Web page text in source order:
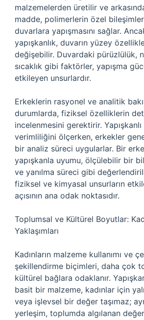
malzemelerden üretilir ve
madde, polimerlerin özel
duvarlara yapışmasını sağlar.
yapışkanlık, duvarın yüzey
değişebilir. Duvardaki pürüzlülük,
sıcaklık gibi faktörler, yapışma
etkileyen unsurlardır.
Erkeklerin rasyonel ve analitik
durumlarda, fiziksel özelliklerin
incelenmesini gerektirir.
verimliliğini ölçerken, erkekler
bir analiz süreci uygularlar. Bir
yapışkanla uyumu, ölçülebilir bir
ve yanılma süreci gibi
fiziksel ve kimyasal unsurların
açısının ana odak noktasıdır.
Toplumsal ve Kültürel Boyutlar:
Yaklaşımları
Kadınların malzeme kullanımı ve
şekillendirme biçimleri, daha çok
kültürel bağlara odaklanır.
basit bir malzeme, kadınlar için
veya işlevsel bir değer taşımaz;
yerleşim, toplumda algılanan